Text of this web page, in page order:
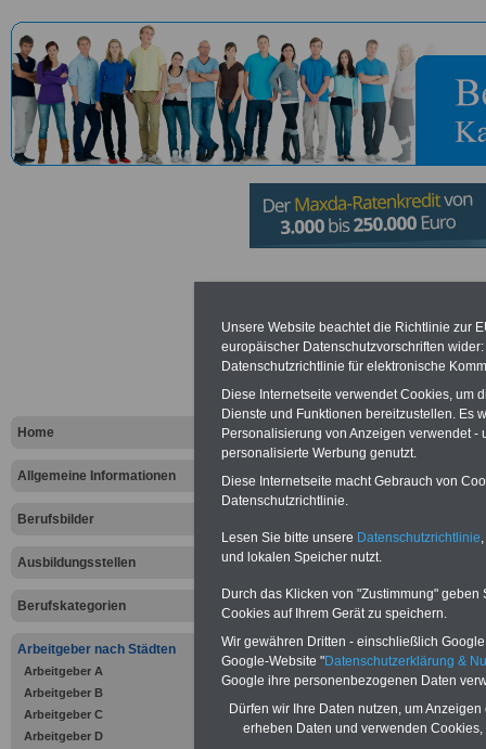
Home
Allgemeine Informationen
Berufsbilder
Ausbildungsstellen
Berufskategorien
Arbeitgeber nach Städten
Arbeitgeber A
Arbeitgeber B
Arbeitgeber C
Arbeitgeber D
Verkehr,
und
Rheinland-
Bausparen schon ab 16 Jahren
Berufsunfähigkeitsabsicherung
Krankenzusatzversicherung
Krankenkassen-
Zahnzusatzversicherung
Vorteile der Privaten
Krankenversicherung
Unsere Website beachtet die Richtlinie zur
europäischer Datenschutzvorschriften
Datenschutzrichtlinie für elektronische
Diese Internetseite verwendet Cookies, um
Dienste und Funktionen bereitzustellen. Es
Personalisierung von Anzeigen verwendet
personalisierte Werbung genutzt.
Diese Internetseite macht Gebrauch von
Datenschutzrichtlinie.
Lesen Sie bitte unsere Datenschutzrichtlinie
und lokalen Speicher nutzt.
Durch das Klicken von "Zustimmung"
Cookies auf Ihrem Gerät zu speichern.
Wir gewähren Dritten - einschließlich
Google-Website "Datenschutzerklärung &
Google ihre personenbezogenen Daten
Dürfen wir Ihre Daten nutzen, um
erheben Daten und verwenden